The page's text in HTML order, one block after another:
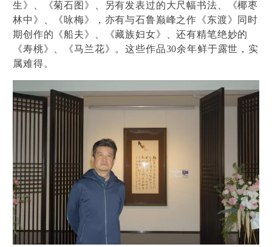
生》、《菊石图》、另有发表过的大尺幅书法、《椰枣
林中》、《咏梅》，亦有与石鲁巅峰之作《东渡》同时
期创作的《船夫》、《藏族妇女》、还有精笔绝妙的
《寿桃》、《马兰花》。这些作品30余年鲜于露世，实
属难得。